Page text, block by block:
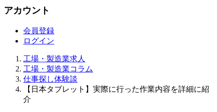
アカウント
会員登録
ログイン
工場・製造業求人
工場・製造業コラム
仕事探し体験談
【日本タブレット】実際に行った作業内容を詳細に紹
介